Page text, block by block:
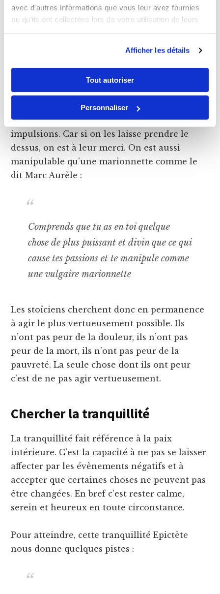
avec d'autres informations que vous leur avez fournies
ou qu'ils ont collectées lors de votre utilisation de leurs
Afficher les détails
Tout autoriser
Personnaliser
mais dans la maitrise de notre propre
conduite. Pour être heureux, on doit être
honnête, patient, humble…
Toutes ces valeurs nous permettent de
devenir une meilleure version de nous-
mêmes. Elles nous aident aussi à nous libérer
de nos émotions négatives et de nos
impulsions. Car si on les laisse prendre le
dessus, on est à leur merci. On est aussi
manipulable qu’une marionnette comme le
dit Marc Aurèle :
Comprends que tu as en toi quelque
chose de plus puissant et divin que ce qui
cause tes passions et te manipule comme
une vulgaire marionnette
Les stoïciens cherchent donc en permanence
à agir le plus vertueusement possible. Ils
n’ont pas peur de la douleur, ils n’ont pas
peur de la mort, ils n’ont pas peur de la
pauvreté. La seule chose dont ils ont peur
c’est de ne pas agir vertueusement.
Chercher la tranquillité
La tranquillité fait référence à la paix
intérieure. C’est la capacité à ne pas se laisser
affecter par les évènements négatifs et à
accepter que certaines choses ne peuvent pas
être changées. En bref c’est rester calme,
serein et heureux en toute circonstance.
Pour atteindre, cette tranquillité Epictète
nous donne quelques pistes :